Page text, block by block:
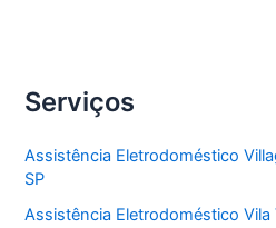
Serviços
Assistência Eletrodoméstico
SP
Assistência Eletrodoméstico Vila